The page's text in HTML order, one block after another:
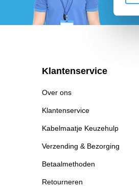
Klantenservice
Over ons
Klantenservice
Kabelmaatje Keuzehulp
Verzending & Bezorging
Betaalmethoden
Retourneren